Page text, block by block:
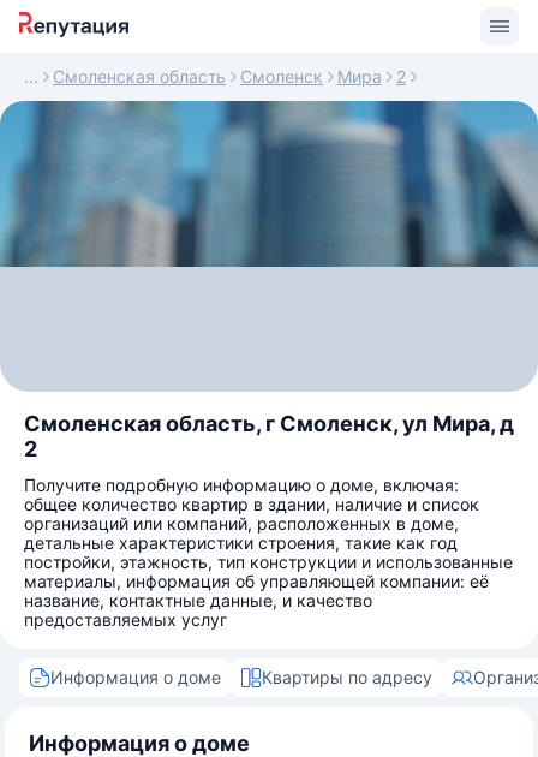
Смоленская область Смоленск Мира 2
Смоленская область, г Смоленск, ул Мира, д
2
Получите подробную информацию о доме, включая:
общее количество квартир в здании, наличие и список
организаций или компаний, расположенных в доме,
детальные характеристики строения, такие как год
постройки, этажность, тип конструкции и использованные
материалы, информация об управляющей компании: её
название, контактные данные, и качество
предоставляемых услуг
Информация о доме Квартиры по адресу
Информация о доме